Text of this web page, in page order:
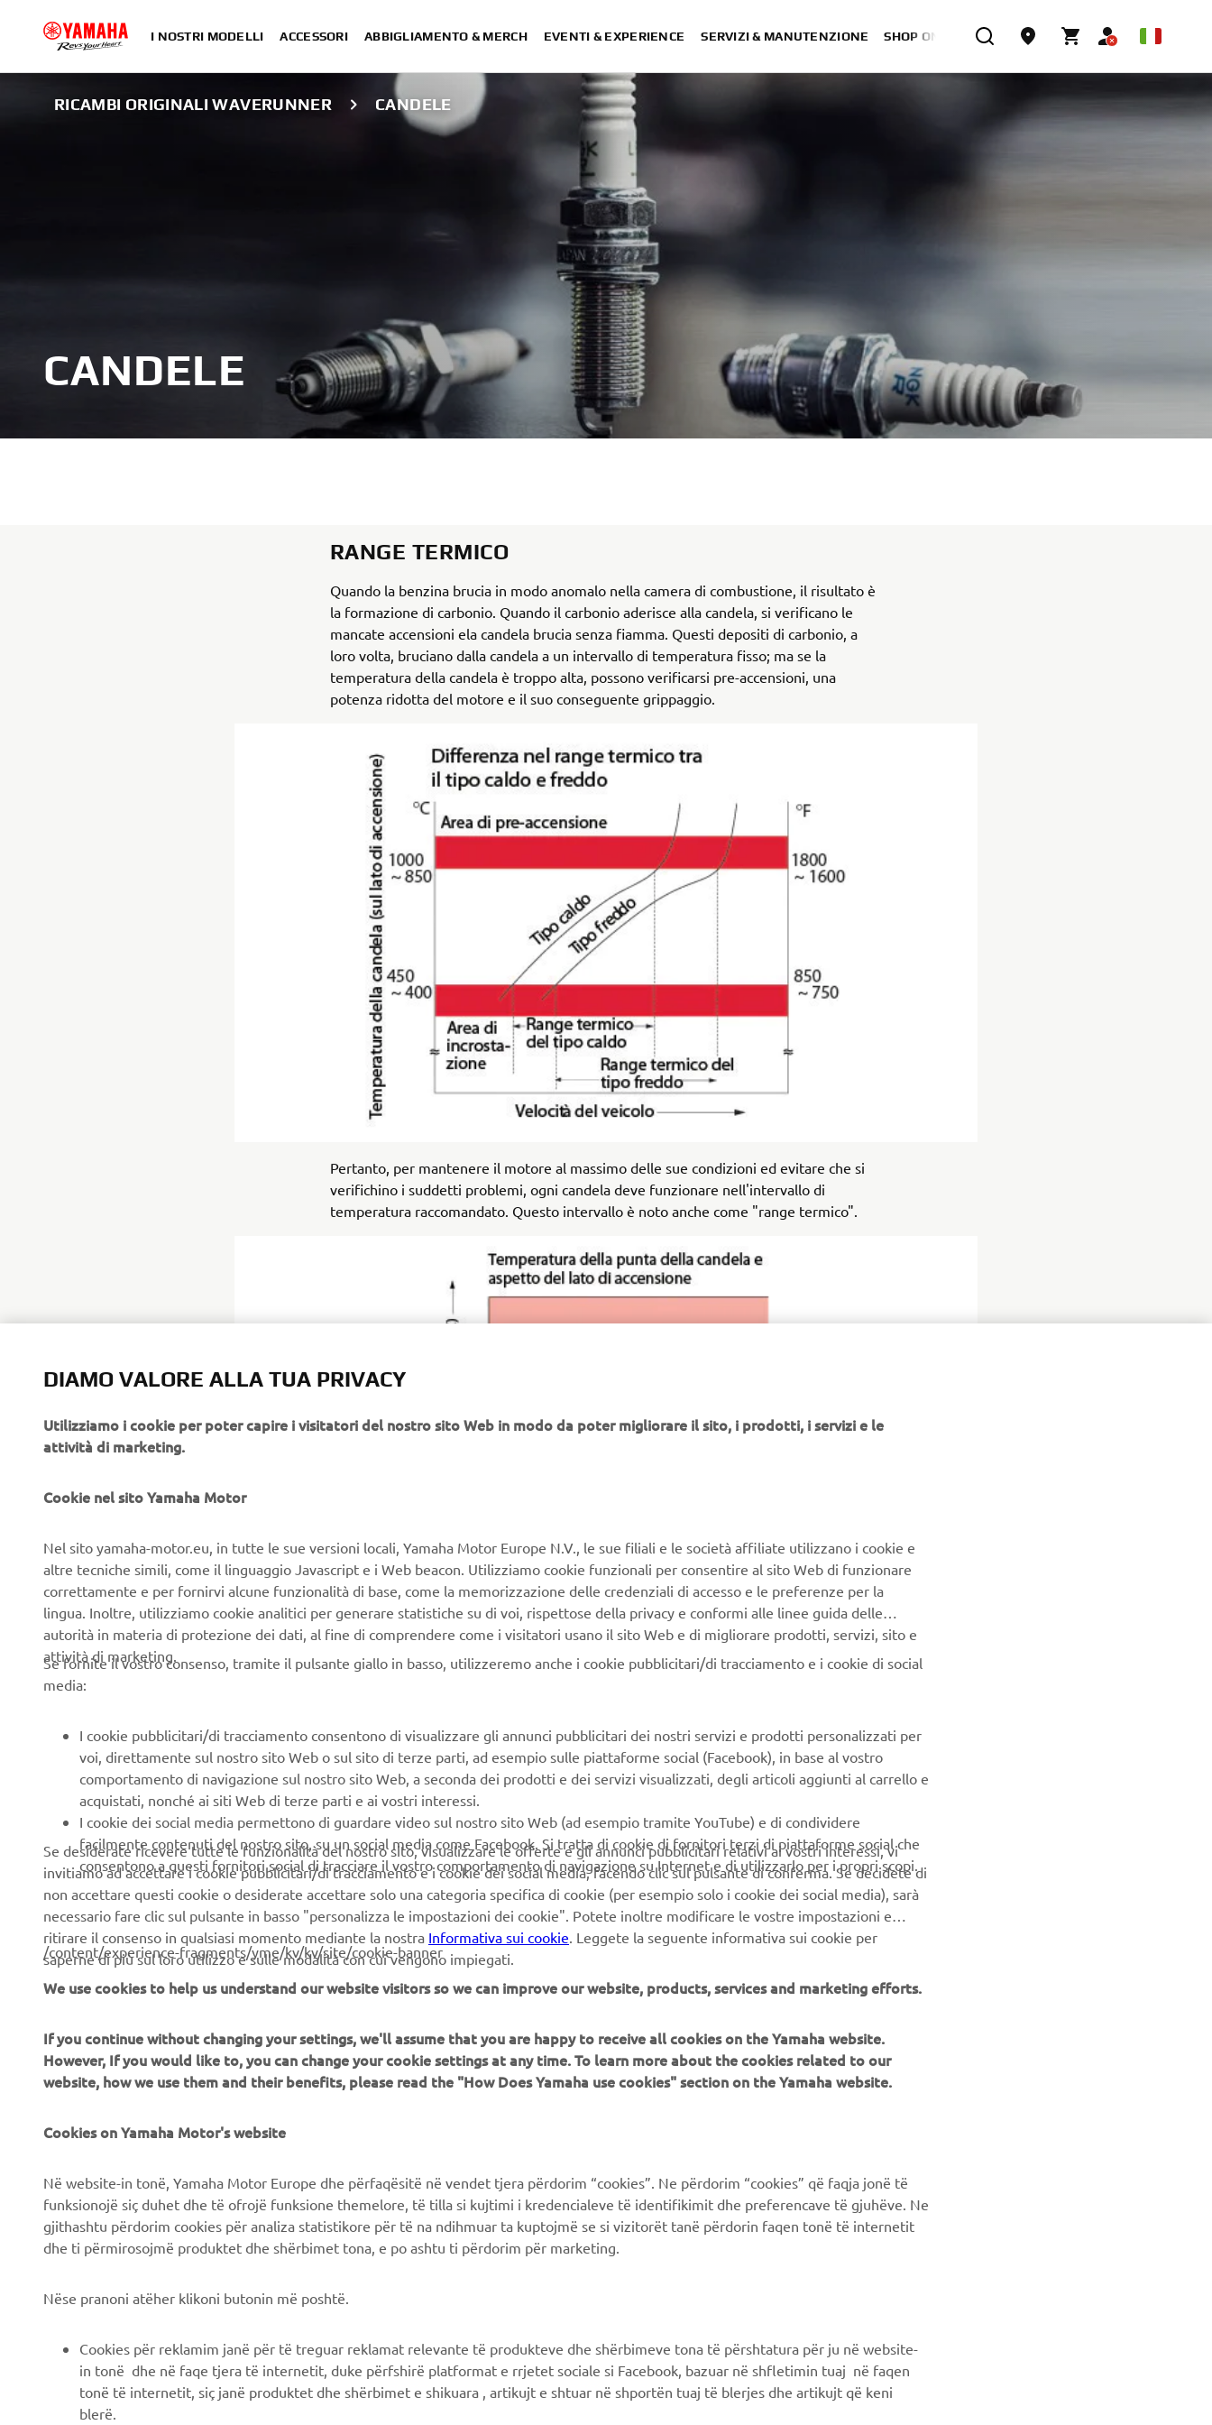
I NOSTRI MODELLI ACCESSORI ABBIGLIAMENTO & MERCH EVENTI & EXPERIENCE SERVIZI & MANUTENZIONE SHOP ONLINE
RICAMBI ORIGINALI WAVERUNNER CANDELE
CANDELE
RANGE TERMICO
Quando la benzina brucia in modo anomalo nella camera di combustione, il risultato è
la formazione di carbonio. Quando il carbonio aderisce alla candela, si verificano le
mancate accensioni ela candela brucia senza fiamma. Questi depositi di carbonio, a
loro volta, bruciano dalla candela a un intervallo di temperatura fisso; ma se la
temperatura della candela è troppo alta, possono verificarsi pre-accensioni, una
potenza ridotta del motore e il suo conseguente grippaggio.
Pertanto, per mantenere il motore al massimo delle sue condizioni ed evitare che si
verifichino i suddetti problemi, ogni candela deve funzionare nell'intervallo di
temperatura raccomandato. Questo intervallo è noto anche come "range termico".
candele utilizzate per molto tempo e la cui qualità è degradata, avranno difficoltà ad
accendersi, causeranno accensioni premature e problemi al motore. Questo, a sua
volta, comporterà un consumo elevato di carburante. Tenendo in considerazione
questi effetti sul motore e sul risparmio di carburante, Yamaha ha scelto le migliori
candele possibili per le sue macchine.
YAMAHA RACCOMANDA L’UTILIZZO DI CANDELE ORIGINALI YAMAHA
IN QUANTO – COME PER TUTTI I RICAMBI DELL’OFFERTA YAMAHA-
SONO STATE SOGGETTE A TEST QUALITATIVI ESTREMAMENTE
RIGIDI E SELETTIVI CHE NE GARANTISCONO LA MASSIMA QUALITÀ
POSSIBILE.
CORPORATE
News
Brochures
Lavora con noi
Lavora presso una
Diventa un rivenditore
Informativa sui diritti
B2B
NEO's Delivery
Campi da golf
Scuole guida
Collaborazione
Informazioni tecniche per
PIÙ YAMAHA
Yamaha Motor Global
Yamaha Blog
Applicazioni mobili
SUPPORTO
Prenota la manutenzione
Concessionari ufficiali
NEWSLETTER
Conoscerai in anteprima le ultime offerte, gli eventi speciali, le
Leggi la nostra Informativa sulla privacy per sapere come
trattiamo i tuoi dati personali:
DIAMO VALORE ALLA TUA PRIVACY
Utilizziamo i cookie per poter capire i visitatori del nostro sito Web in modo da poter migliorare il sito, i prodotti, i servizi e le
attività di marketing.
Cookie nel sito Yamaha Motor
Nel sito yamaha-motor.eu, in tutte le sue versioni locali, Yamaha Motor Europe N.V., le sue filiali e le società affiliate utilizzano i cookie e
altre tecniche simili, come il linguaggio Javascript e i Web beacon. Utilizziamo cookie funzionali per consentire al sito Web di funzionare
correttamente e per fornirvi alcune funzionalità di base, come la memorizzazione delle credenziali di accesso e le preferenze per la
lingua. Inoltre, utilizziamo cookie analitici per generare statistiche su di voi, rispettose della privacy e conformi alle linee guida delle
autorità in materia di protezione dei dati, al fine di comprendere come i visitatori usano il sito Web e di migliorare prodotti, servizi, sito e
attività di marketing.
Se fornite il vostro consenso, tramite il pulsante giallo in basso, utilizzeremo anche i cookie pubblicitari/di tracciamento e i cookie di social
media:
I cookie pubblicitari/di tracciamento consentono di visualizzare gli annunci pubblicitari dei nostri servizi e prodotti personalizzati per
voi, direttamente sul nostro sito Web o sul sito di terze parti, ad esempio sulle piattaforme social (Facebook), in base al vostro
comportamento di navigazione sul nostro sito Web, a seconda dei prodotti e dei servizi visualizzati, degli articoli aggiunti al carrello e
acquistati, nonché ai siti Web di terze parti e ai vostri interessi.
I cookie dei social media permettono di guardare video sul nostro sito Web (ad esempio tramite YouTube) e di condividere
facilmente contenuti del nostro sito, su un social media come Facebook. Si tratta di cookie di fornitori terzi di piattaforme social che
consentono a questi fornitori social di tracciare il vostro comportamento di navigazione su Internet e di utilizzarlo per i propri scopi.
Se desiderate ricevere tutte le funzionalità del nostro sito, visualizzare le offerte e gli annunci pubblicitari relativi ai vostri interessi, vi
invitiamo ad accettare i cookie pubblicitari/di tracciamento e i cookie dei social media, facendo clic sul pulsante di conferma. Se decidete di
non accettare questi cookie o desiderate accettare solo una categoria specifica di cookie (per esempio solo i cookie dei social media), sarà
necessario fare clic sul pulsante in basso "personalizza le impostazioni dei cookie". Potete inoltre modificare le vostre impostazioni e
ritirare il consenso in qualsiasi momento mediante la nostra Informativa sui cookie. Leggete la seguente informativa sui cookie per
saperne di più sul loro utilizzo e sulle modalità con cui vengono impiegati.
/content/experience-fragments/yme/kv/kv/site/cookie-banner
We use cookies to help us understand our website visitors so we can improve our website, products, services and marketing efforts.
If you continue without changing your settings, we'll assume that you are happy to receive all cookies on the Yamaha website.
However, If you would like to, you can change your cookie settings at any time. To learn more about the cookies related to our
website, how we use them and their benefits, please read the "How Does Yamaha use cookies" section on the Yamaha website.
Cookies on Yamaha Motor's website
Në website-in tonë, Yamaha Motor Europe dhe përfaqësitë në vendet tjera përdorim “cookies”. Ne përdorim “cookies” që faqja jonë të
funksionojë siç duhet dhe të ofrojë funksione themelore, të tilla si kujtimi i kredencialeve të identifikimit dhe preferencave të gjuhëve. Ne
gjithashtu përdorim cookies për analiza statistikore për të na ndihmuar ta kuptojmë se si vizitorët tanë përdorin faqen tonë të internetit
dhe ti përmirosojmë produktet dhe shërbimet tona, e po ashtu ti përdorim për marketing.
Nëse pranoni atëher klikoni butonin më poshtë.
Cookies për reklamim janë për të treguar reklamat relevante të produkteve dhe shërbimeve tona të përshtatura për ju në website-
in tonë dhe në faqe tjera të internetit, duke përfshirë platformat e rrjetet sociale si Facebook, bazuar në shfletimin tuaj në faqen
tonë të internetit, siç janë produktet dhe shërbimet e shikuara , artikujt e shtuar në shportën tuaj të blerjes dhe artikujt që keni
blerë.